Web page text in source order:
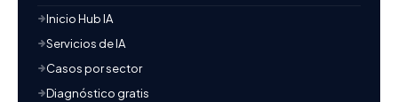
Inicio Hub IA
Servicios de IA
Casos por sector
Diagnóstico gratis